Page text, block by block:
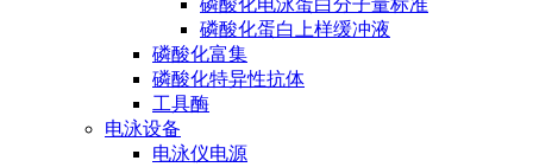
磷酸化电泳蛋白分子量标准
磷酸化蛋白上样缓冲液
磷酸化富集
磷酸化特异性抗体
工具酶
电泳设备
电泳仪电源